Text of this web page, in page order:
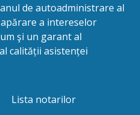
de autoadministrare al
a intereselor
şi un garant al
calității asistenței
Lista notarilor